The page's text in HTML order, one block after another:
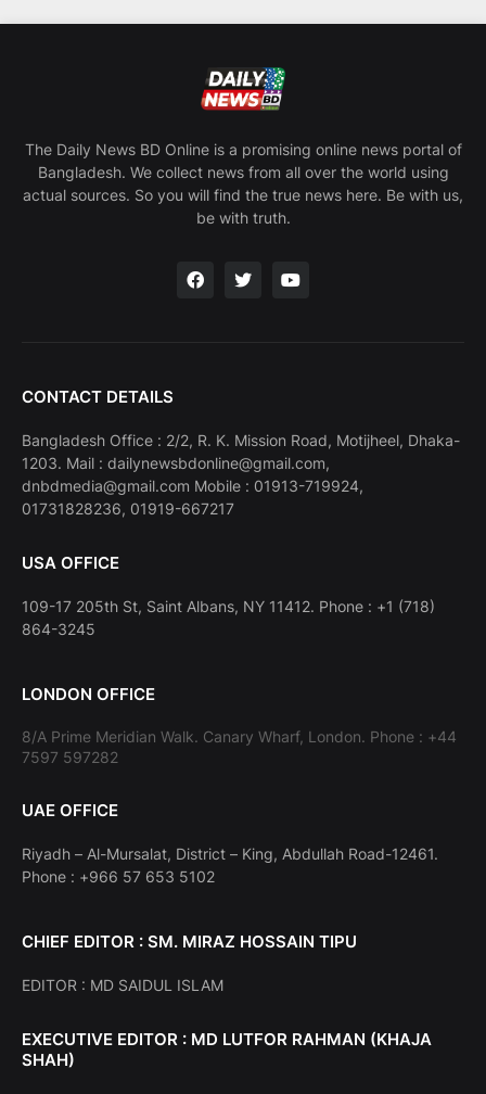
The Daily News BD Online is a promising online news portal of
Bangladesh. We collect news from all over the world using
actual sources. So you will find the true news here. Be with us,
be with truth.
CONTACT DETAILS
Bangladesh Office : 2/2, R. K. Mission Road, Motijheel, Dhaka-
1203. Mail : dailynewsbdonline@gmail.com,
dnbdmedia@gmail.com Mobile : 01913-719924,
01731828236, 01919-667217
USA OFFICE
109-17 205th St, Saint Albans, NY 11412. Phone : +1 (718)
864-3245
LONDON OFFICE
8/A Prime Meridian Walk. Canary Wharf, London. Phone : +44
7597 597282
UAE OFFICE
Riyadh – Al-Mursalat, District – King, Abdullah Road-12461.
Phone : +966 57 653 5102
CHIEF EDITOR : SM. MIRAZ HOSSAIN TIPU
EDITOR : MD SAIDUL ISLAM
EXECUTIVE EDITOR : MD LUTFOR RAHMAN (KHAJA
SHAH)